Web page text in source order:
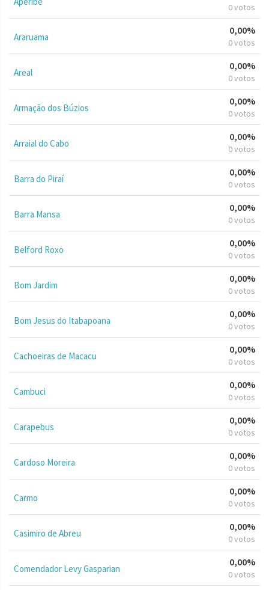
0 votos
Araruama
0,00%
0 votos
Areal
0,00%
0 votos
Armação dos Búzios
0,00%
0 votos
Arraial do Cabo
0,00%
0 votos
Barra do Piraí
0,00%
0 votos
Barra Mansa
0,00%
0 votos
Belford Roxo
0,00%
0 votos
Bom Jardim
0,00%
0 votos
Bom Jesus do Itabapoana
0,00%
0 votos
Cachoeiras de Macacu
0,00%
0 votos
Cambuci
0,00%
0 votos
Carapebus
0,00%
0 votos
Cardoso Moreira
0,00%
0 votos
Carmo
0,00%
0 votos
Casimiro de Abreu
0,00%
0 votos
Comendador Levy Gasparian
0,00%
0 votos